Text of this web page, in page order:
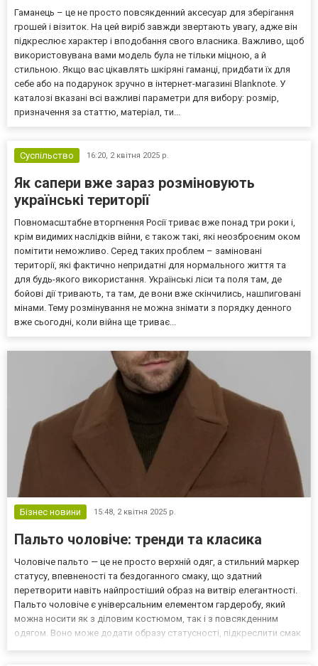
Гаманець – це не просто повсякденний аксесуар для зберігання
грошей і візиток. На цей виріб завжди звертають увагу, адже він
підкреслює характер і вподобання свого власника. Важливо, щоб
використовувана вами модель була не тільки міцною, а й
стильною. Якщо вас цікавлять шкіряні гаманці, придбати їх для
себе або на подарунок зручно в інтернет-магазині Blanknote. У
каталозі вказані всі важливі параметри для вибору: розмір,
призначення за статтю, матеріал, ти...
Суспільство 16:20, 2 квітня 2025 р.
Як сапери вже зараз розміновують
українські території
Повномасштабне вторгнення Росії триває вже понад три роки і,
крім видимих наслідків війни, є також такі, які неозброєним оком
помітити неможливо. Серед таких проблем – заміновані
території, які фактично непридатні для нормального життя та
для будь-якого використання. Українські ліси та поля там, де
бойові дії тривають, та там, де вони вже скінчились, нашпиговані
мінами. Тему розмінування не можна знімати з порядку денного
вже сьогодні, коли війна ще триває...
Бізнес новини 15:48, 2 квітня 2025 р.
Пальто чоловіче: тренди та класика
Чоловіче пальто — це не просто верхній одяг, а стильний маркер
статусу, впевненості та бездоганного смаку, що здатний
перетворити навіть найпростіший образ на витвір елегантності.
Пальто чоловіче є універсальним елементом гардеробу, який
можна носити як з діловим костюмом, так і з повсякденним
одягом. Воно може додати образу статусності, підкреслити смак